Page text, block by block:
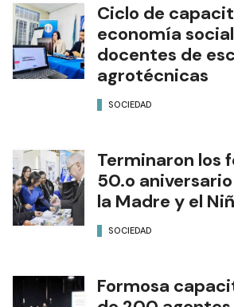
Ciclo de
economía
docentes de
agrotécnicas
SOCIEDAD
Terminaron los
50.o
la Madre y el
SOCIEDAD
Formosa